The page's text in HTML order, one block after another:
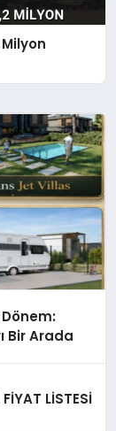
Bir Arada
LİSTESİ